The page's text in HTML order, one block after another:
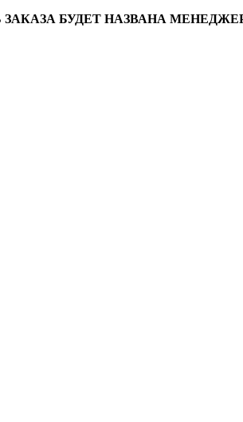
БУДЕТ НАЗВАНА